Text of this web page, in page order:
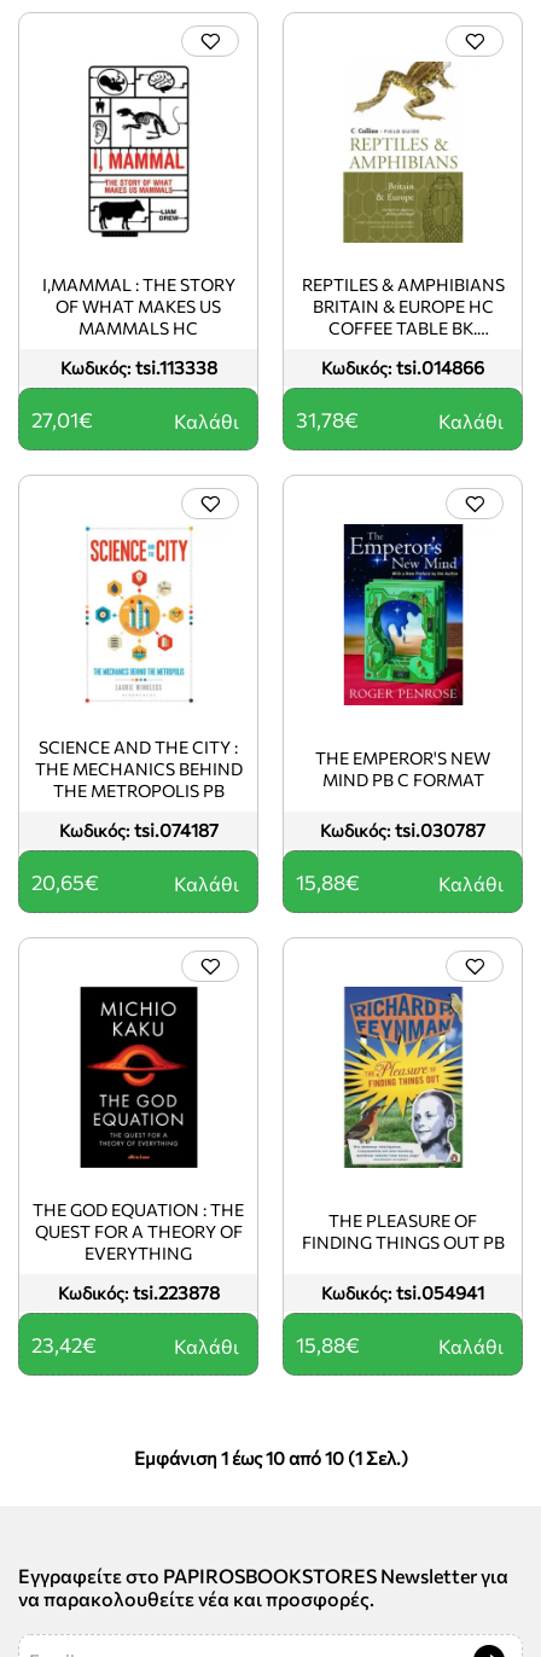
Κωδικός: tsi.113338
I,MAMMAL : THE STORY
OF WHAT MAKES US
MAMMALS HC
27,01€ Καλάθι
Κωδικός: tsi.014866
REPTILES & AMPHIBIANS
BRITAIN & EUROPE HC
COFFEE TABLE BK.
31,78€ Καλάθι
Κωδικός: tsi.074187
SCIENCE AND THE CITY :
THE MECHANICS BEHIND
THE METROPOLIS PB
20,65€ Καλάθι
Κωδικός: tsi.030787
THE EMPEROR'S NEW
MIND PB C FORMAT
15,88€ Καλάθι
Κωδικός: tsi.223878
THE GOD EQUATION : THE
QUEST FOR A THEORY OF
EVERYTHING
23,42€ Καλάθι
Κωδικός: tsi.054941
THE PLEASURE OF
FINDING THINGS OUT PB
15,88€ Καλάθι
Εμφάνιση 1 έως 10 από 10 (1 Σελ.)
Εγγραφείτε στο PAPIROSBOOKSTORES Newsletter για
να παρακολουθείτε νέα και προσφορές.
Email